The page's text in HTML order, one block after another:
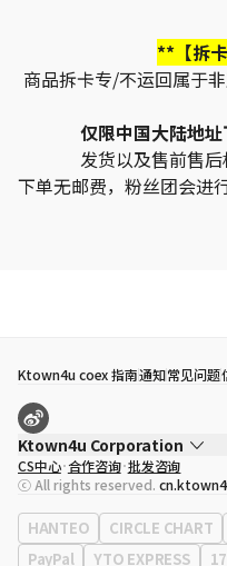
**【拆
商品拆卡专/不运回属于
仅限中国大陆地址
发货以及售前售
下单无邮费，粉丝团会进
Ktown4u coex 指南通知常见问题
Ktown4u Corporation
代表
宋効珉
营业执照 120-87-71116
公司地址 首尔特别市 江南区 岭东
CS中心 合作咨询 批发咨询
ⓒ All rights reserved.
HANTEO CIRCLE CHART
PayPal
YTO EXPRESS